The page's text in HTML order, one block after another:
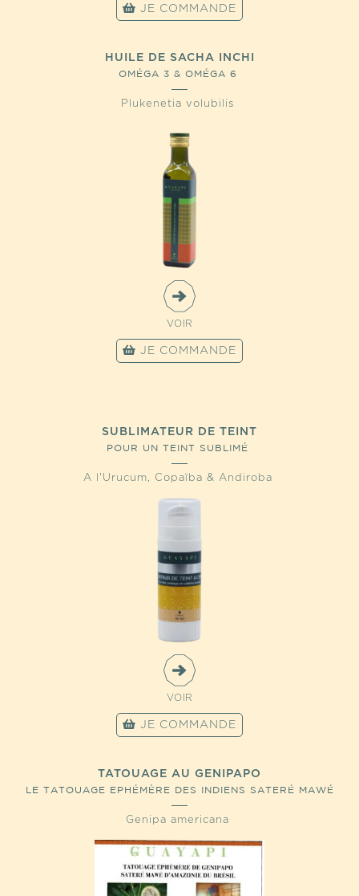
JE COMMANDE
HUILE DE SACHA INCHI
OMÉGA 3 & OMÉGA 6
Plukenetia volubilis
VOIR
JE COMMANDE
SUBLIMATEUR DE TEINT
POUR UN TEINT SUBLIMÉ
A l'Urucum, Copaïba & Andiroba
VOIR
JE COMMANDE
TATOUAGE AU GENIPAPO
LE TATOUAGE EPHÉMÈRE DES INDIENS SATERÉ MAWÉ
D'AMAZONIE
Genipa americana